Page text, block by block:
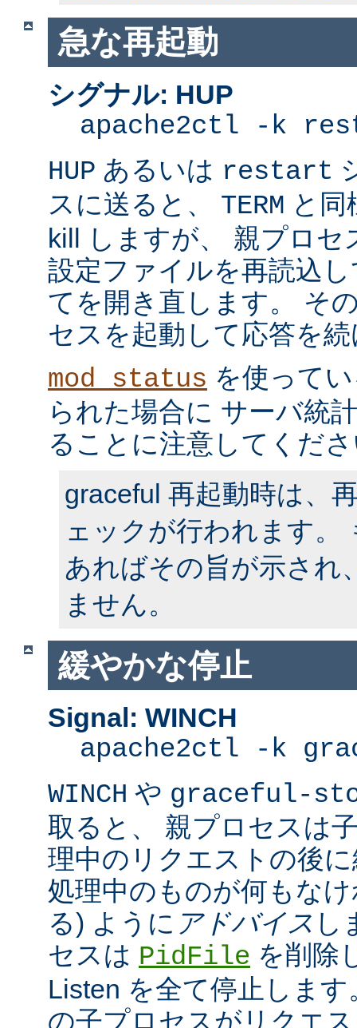
急な再起動
シグナル: HUP
apache2ctl -k
HUP あるいは restart
スに送ると、 TERM と
kill しますが、 親プロセ
設定ファイルを再読込
てを開き直します。 そ
セスを起動して応答を
mod_status を使って
られた場合に サーバ統
ることに注意してくだ
graceful 再起動時は、
ェックが行われます。
あればその旨が示され
ません。
緩やかな停止
Signal: WINCH
apache2ctl -k
WINCH や graceful-
取ると、 親プロセスは
理中のリクエストの後
処理中のものが何もな
る) ように アドバイス し
セスは PidFile を削除
Listen を全て停止しま
の子プロセスがリクエ